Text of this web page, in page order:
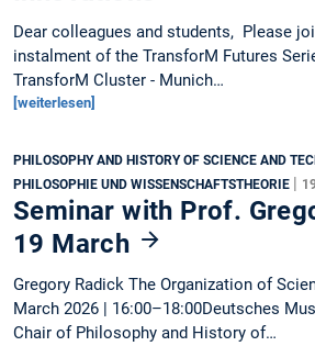
Dear colleagues and students, Please
instalment of the TransforM Futures
TransforM Cluster - Munich…
[weiterlesen]
PHILOSOPHY AND HISTORY OF SCIENCE AND
PHILOSOPHIE UND WISSENSCHAFTSTHEORIE |
Seminar with Prof.
19 March
Gregory Radick The Organization of
March 2026 | 16:00–18:00Deutsches
Chair of Philosophy and History of…